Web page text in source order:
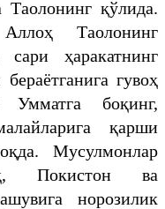
қўлида.
Таолонинг
ҳаракатнинг
гувоҳ
боқинг,
қарши
Мусулмонлар
Покистон ва
норозилик